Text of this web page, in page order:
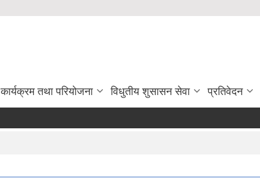
कार्यक्रम तथा परियोजना विधुतीय शुसासन सेवा प्रतिवेदन